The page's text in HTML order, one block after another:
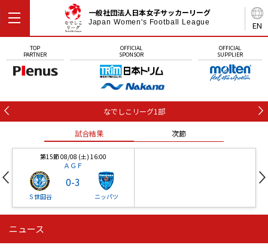
EN
一般社団法人日本女子サッカーリーグ
Japan Women's Football League
TOP
PARTNER
OFFICIAL
SPONSOR
OFFICIAL
SUPPLIER
なでしこリーグ1部
試合結果 次節
第15節 08/08 (土) 16:00
ＡＧＦ
Ｓ世田谷
0-3
ニッパツ
第16節 09/05 (土) 15:00
ニッパツ 石人の星
ニュース